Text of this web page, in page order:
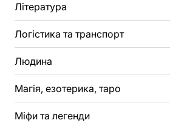
Література
Логістика та транспорт
Людина
Магія, езотерика, таро
Міфи та легенди